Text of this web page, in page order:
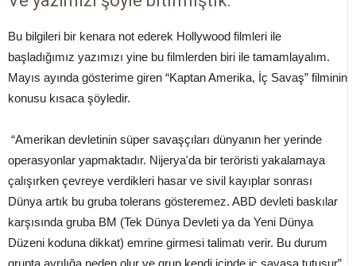
Bu bilgileri bir kenara not ederek Hollywood filmleri ile
başladığımız yazımızı yine bu filmlerden biri ile tamamlayalım.
Mayıs ayında gösterime giren “Kaptan Amerika, İç Savaş” filminin
konusu kısaca şöyledir.
“Amerikan devletinin süper savaşçıları dünyanın her yerinde
operasyonlar yapmaktadır. Nijerya'da bir teröristi yakalamaya
çalışırken çevreye verdikleri hasar ve sivil kayıplar sonrası
Dünya artık bu gruba tolerans gösteremez. ABD devleti baskılar
karşısında gruba BM (Tek Dünya Devleti ya da Yeni Dünya
Düzeni koduna dikkat) emrine girmesi talimatı verir. Bu durum
grupta ayrılığa neden olur ve grup kendi içinde iç savaşa tutuşur”.